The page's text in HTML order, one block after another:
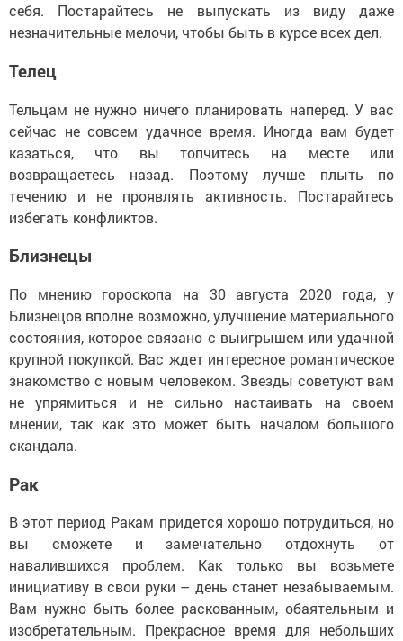
себя. Постарайтесь не выпускать из виду даже
незначительные мелочи, чтобы быть в курсе всех дел.
Телец
Тельцам не нужно ничего планировать наперед. У вас
сейчас не совсем удачное время. Иногда вам будет
казаться, что вы топчитесь на месте или
возвращаетесь назад. Поэтому лучше плыть по
течению и не проявлять активность. Постарайтесь
избегать конфликтов.
Близнецы
По мнению гороскопа на 30 августа 2020 года, у
Близнецов вполне возможно, улучшение материального
состояния, которое связано с выигрышем или удачной
крупной покупкой. Вас ждет интересное романтическое
знакомство с новым человеком. Звезды советуют вам
не упрямиться и не сильно настаивать на своем
мнении, так как это может быть началом большого
скандала.
Рак
В этот период Ракам придется хорошо потрудиться, но
вы сможете и замечательно отдохнуть от
навалившихся проблем. Как только вы возьмете
инициативу в свои руки – день станет незабываемым.
Вам нужно быть более раскованным, обаятельным и
изобретательным. Прекрасное время для небольших